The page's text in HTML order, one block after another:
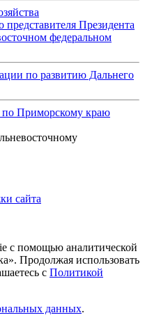
Президента
федеральном
по развитию Дальнего
Приморскому краю
сайта
с помощью аналитической
Продолжая использовать
с Политикой
данных.